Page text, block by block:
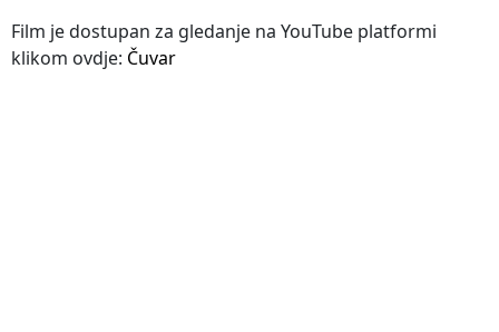
Film je dostupan za gledanje na YouTube platformi
klikom ovdje: Čuvar